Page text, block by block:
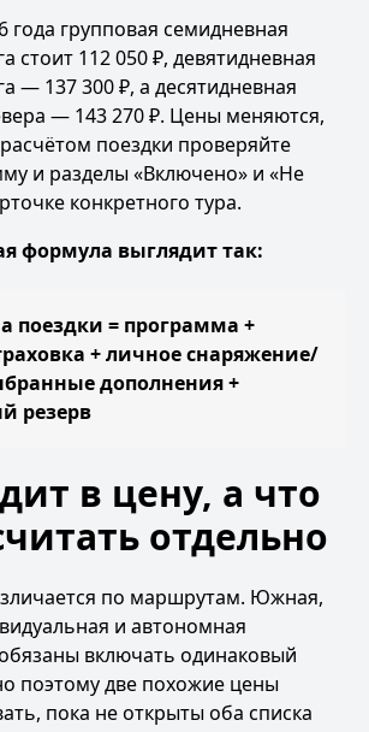
года групповая семидневная
стоит 112 050 ₽, девятидневная
— 137 300 ₽, а десятидневная
— 143 270 ₽. Цены меняются,
поездки проверяйте
и разделы «Включено» и «Не
конкретного тура.
формула выглядит так:
поездки = программа +
+ личное снаряжение/
дополнения +
резерв
в цену, а что
отдельно
по маршрутам. Южная,
и автономная
включать одинаковый
поэтому две похожие цены
пока не открыты оба списка